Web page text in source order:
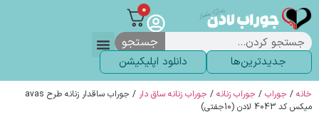
0
جستجو
جدیدترین‌ها دانلود اپلیکیشن
خانه / جوراب / جوراب زنانه / جوراب زنانه ساق دار
/ جوراب ساقدار زنانه طرح avas
میکس کد 4043 لادن (10جفتی)